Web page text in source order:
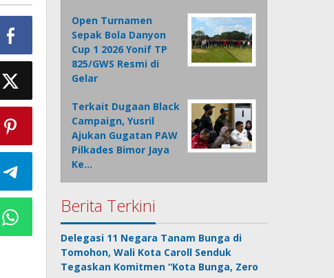
Open Turnamen
Sepak Bola Danyon
Cup 1 2026 Yonif TP
825/GWS Resmi di
Gelar
Terkait Dugaan Black
Campaign, Yusril
Ajukan Gugatan PAW
Pilkades Bimor Jaya
Ke…
Berita Terkini
Delegasi 11 Negara Tanam Bunga di
Tomohon, Wali Kota Caroll Senduk
Tegaskan Komitmen “Kota Bunga, Zero